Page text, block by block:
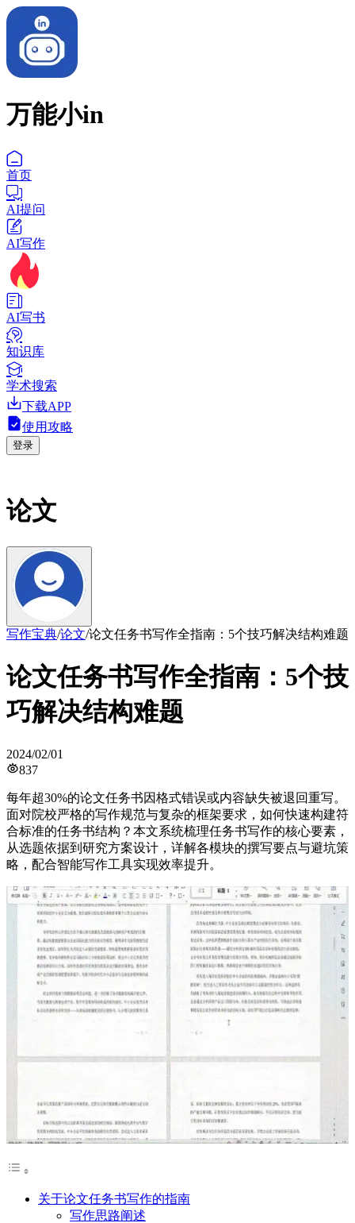
万能小in
首页
AI提问
AI写作
AI写书
知识库
学术搜索
下载APP
使用攻略
登录
论文
写作宝典/论文/论文任务书写作全指南：5个技巧解决结构难题
论文任务书写作全指南：5个技
巧解决结构难题
2024/02/01
837
每年超30%的论文任务书因格式错误或内容缺失被退回重写。
面对院校严格的写作规范与复杂的框架要求，如何快速构建符
合标准的任务书结构？本文系统梳理任务书写作的核心要素，
从选题依据到研究方案设计，详解各模块的撰写要点与避坑策
略，配合智能写作工具实现效率提升。
关于论文任务书写作的指南
写作思路阐述